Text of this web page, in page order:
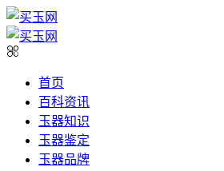
首页
百科资讯
玉器知识
玉器鉴定
玉器品牌